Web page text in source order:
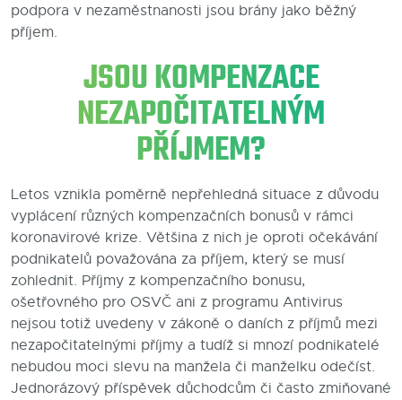
podpora v nezaměstnanosti jsou brány jako běžný
příjem.
JSOU KOMPENZACE
NEZAPOČITATELNÝM
PŘÍJMEM?
Letos vznikla poměrně nepřehledná situace z důvodu
vyplácení různých kompenzačních bonusů v rámci
koronavirové krize. Většina z nich je oproti očekávání
podnikatelů považována za příjem, který se musí
zohlednit. Příjmy z kompenzačního bonusu,
ošetřovného pro OSVČ ani z programu Antivirus
nejsou totiž uvedeny v zákoně o daních z příjmů mezi
nezapočitatelnými příjmy a tudíž si mnozí podnikatelé
nebudou moci slevu na manžela či manželku odečíst.
Jednorázový příspěvek důchodcům či často zmiňované